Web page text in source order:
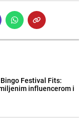
Festival Fits:
influencerom i